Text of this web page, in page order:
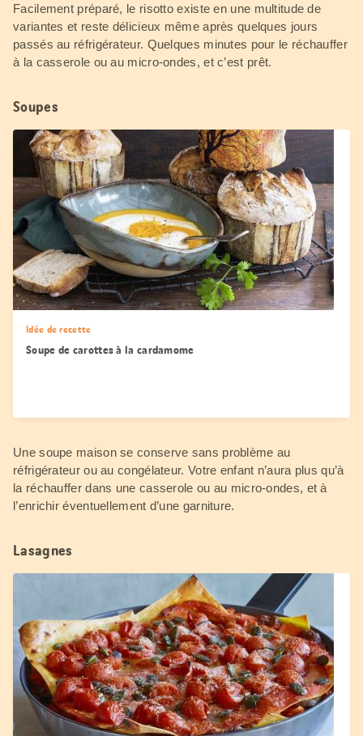
Facilement préparé, le risotto existe en une multitude de
variantes et reste délicieux même après quelques jours
passés au réfrigérateur. Quelques minutes pour le réchauffer
à la casserole ou au micro-ondes, et c’est prêt.
Soupes
Idée de recette
Soupe de carottes à la cardamome
Une soupe maison se conserve sans problème au
réfrigérateur ou au congélateur. Votre enfant n’aura plus qu’à
la réchauffer dans une casserole ou au micro-ondes, et à
l’enrichir éventuellement d’une garniture.
Lasagnes